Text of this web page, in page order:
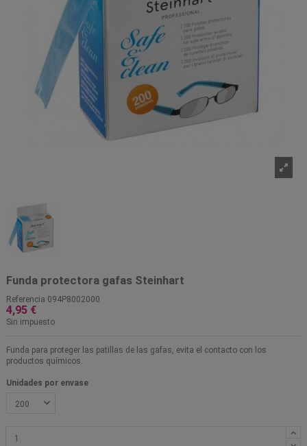
Funda protectora gafas Steinhart
Referencia 094P8002000
4,95 €
Sin impuesto
Funda para proteger las patillas de las gafas, evita el contacto con los
productos químicos.
Unidades por envase